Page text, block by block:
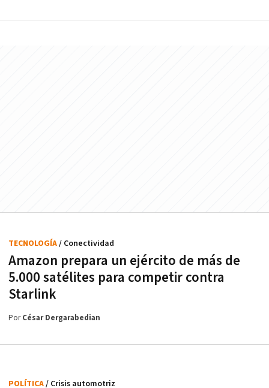
Amazon prepara un ejército de más de
5.000 satélites para competir contra
Starlink
TECNOLOGÍA/ Conectividad
PorCésar Dergarabedian
POLÍTICA/ Crisis automotriz